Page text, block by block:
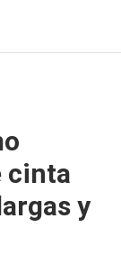
cinta
y